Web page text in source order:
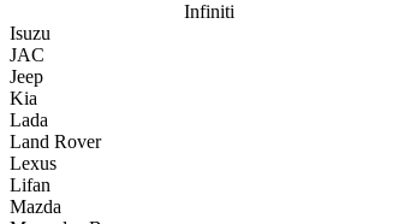
Infiniti
Isuzu
JAC
Jeep
Kia
Lada
Land Rover
Lexus
Lifan
Mazda